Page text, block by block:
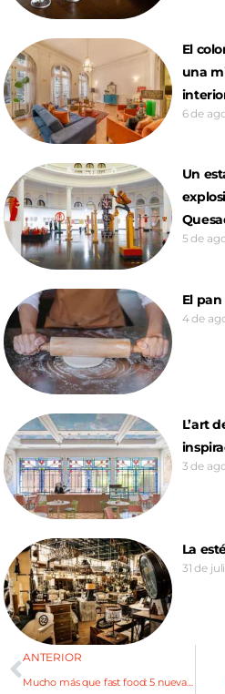
El
una
6 de
Un
5 de
El
4 de
L’art
3 de
La
31 de
ANTERIOR
Mucho más que fast food: 5 nuevas aperturas que redefinen el universo «entre panes»